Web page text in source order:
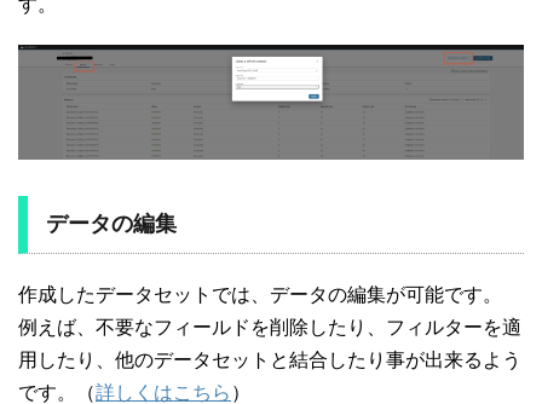
す。
データの編集
作成したデータセットでは、データの編集が可能です。
例えば、不要なフィールドを削除したり、フィルターを適
用したり、他のデータセットと結合したり事が出来るよう
です。（詳しくはこちら ）